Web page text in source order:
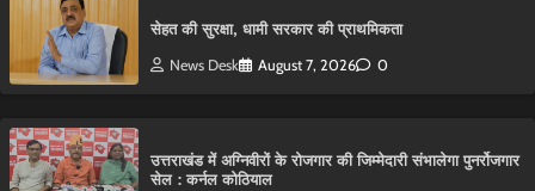
सेहत की सुरक्षा, धामी सरकार की प्राथमिकता
News Desk August 7, 2026 0
उत्तराखंड में अग्निवीरों के रोजगार की जिम्मेदारी संभालेगा पुनर्रोजगार
सेल : कर्नल कोठियाल